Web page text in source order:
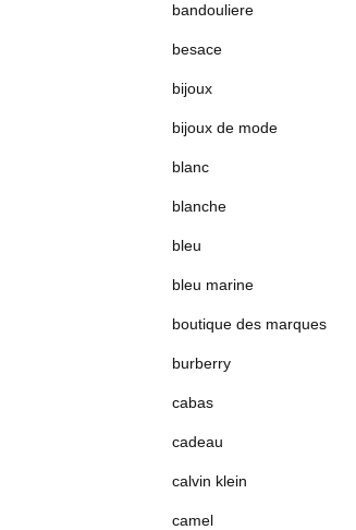
bandouliere
besace
bijoux
bijoux de mode
blanc
blanche
bleu
bleu marine
boutique des marques
burberry
cabas
cadeau
calvin klein
camel